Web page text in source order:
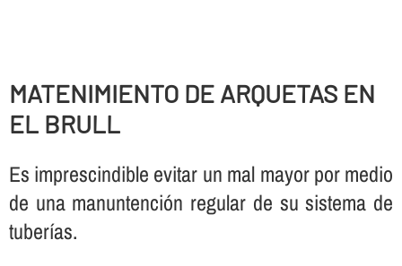
MATENIMIENTO DE ARQUETAS EN
EL BRULL
Es imprescindible evitar un mal mayor por medio
de una manuntención regular de su sistema de
tuberí­as.